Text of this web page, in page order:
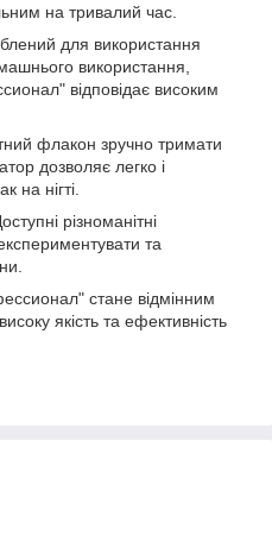
на тривалий час.
для використання
використання,
відповідає високим
флакон зручно тримати
дозволяє легко і
на нігті.
різноманітні
та
стане відмінним
якість та ефективність